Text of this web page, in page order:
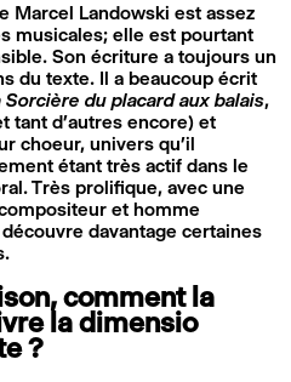
Marcel Landowski est assez
musicales; elle est pourtant
Son écriture a toujours un
du texte. Il a beaucoup écrit
Sorcière du placard aux balais,
tant d’autres encore) et
choeur, univers qu’il
étant très actif dans le
Très prolifique, avec une
et homme
davantage certaines
comment la
la dimensio
?